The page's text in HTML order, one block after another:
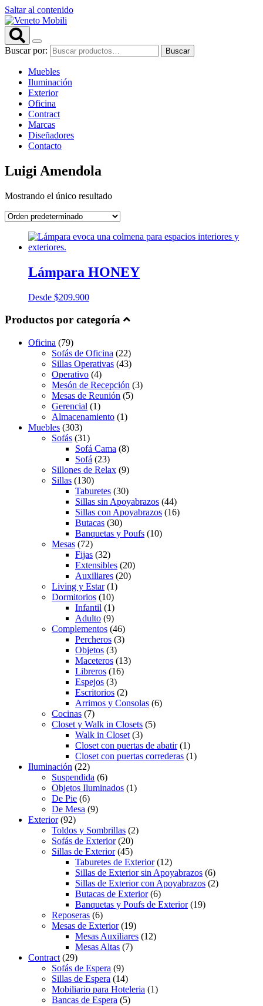
Saltar al contenido
Buscar por: Buscar
Muebles
Iluminación
Exterior
Oficina
Contract
Marcas
Diseñadores
Contacto
Luigi Amendola
Mostrando el único resultado
Lámpara HONEY
Desde $209.900
Productos por categoría
Oficina (79)
Sofás de Oficina (22)
Sillas Operativas (43)
Operativo (4)
Mesón de Recepción (3)
Mesas de Reunión (5)
Gerencial (1)
Almacenamiento (1)
Muebles (303)
Sofás (31)
Sofá Cama (8)
Sofá (23)
Sillones de Relax (9)
Sillas (130)
Taburetes (30)
Sillas sin Apoyabrazos (44)
Sillas con Apoyabrazos (16)
Butacas (30)
Banquetas y Poufs (10)
Mesas (72)
Fijas (32)
Extensibles (20)
Auxiliares (20)
Living y Estar(1)
Dormitorios (10)
Infantil (1)
Adulto (9)
Complementos (46)
Percheros (3)
Objetos (3)
Maceteros (13)
Libreros (16)
Espejos (3)
Escritorios (2)
Arrimos y Consolas (6)
Cocinas (7)
Closet y Walk in Closets (5)
Walk in Closet (3)
Closet con puertas de abatir(1)
Closet con puertas correderas (1)
Iluminación (22)
Suspendida (6)
Objetos Iluminados (1)
De Pie (6)
De Mesa (9)
Exterior(92)
Toldos y Sombrillas (2)
Sofás de Exterior(20)
Sillas de Exterior(45)
Taburetes de Exterior(12)
Sillas de Exterior sin Apoyabrazos (6)
Sillas de Exterior con Apoyabrazos (2)
Butacas de Exterior(6)
Banquetas y Poufs de Exterior(19)
Reposeras (6)
Mesas de Exterior(19)
Mesas Auxiliares (12)
Mesas Altas (7)
Contract (29)
Sofás de Espera (9)
Sillas de Espera (14)
Mobiliario para Hoteleria (1)
Bancas de Espera (5)